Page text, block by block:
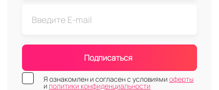
Подписаться
Я ознакомлен и согласен с условиями оферты
и политики конфиденциальности